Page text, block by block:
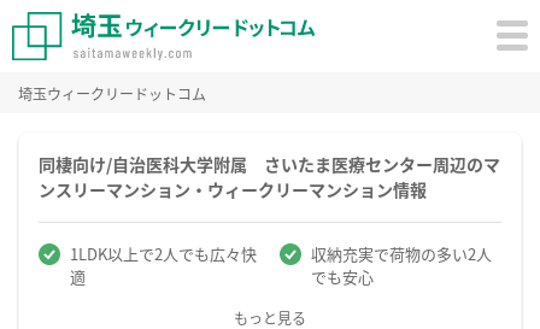
埼玉ウィークリードットコム
同棲向け/自治医科大学附属 さいたま医療センター周辺のマ
ンスリーマンション・ウィークリーマンション情報
1LDK以上で2人でも広々快
適
収納充実で荷物の多い2人
でも安心
もっと見る